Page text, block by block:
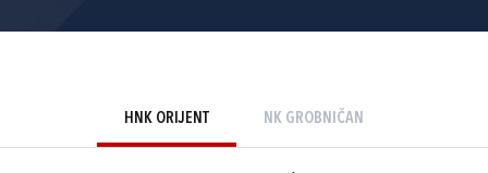
HNK ORIJENT NK GROBNIČAN